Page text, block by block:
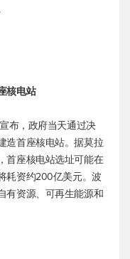
核电站
布，政府当天通过决
造首座核电站。据莫拉
首座核电站选址可能在
耗资约200亿美元。波
有资源、可再生能源和